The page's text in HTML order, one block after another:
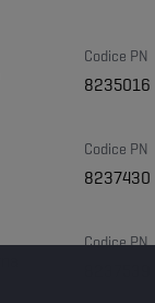
Codice PN
8235016
Codice PN
8237430
Codice PN